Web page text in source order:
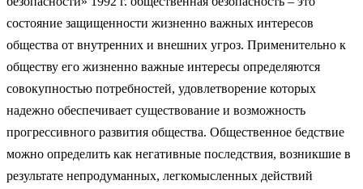
состояние защищенности жизненно важных интересов
общества от внутренних и внешних угроз. Применительно к
обществу его жизненно важные интересы определяются
совокупностью потребностей, удовлетворение которых
надежно обеспечивает существование и возможность
прогрессивного развития общества. Общественное бедствие
можно определить как негативные последствия, возникшие в
результате непродуманных, легкомысленных действий